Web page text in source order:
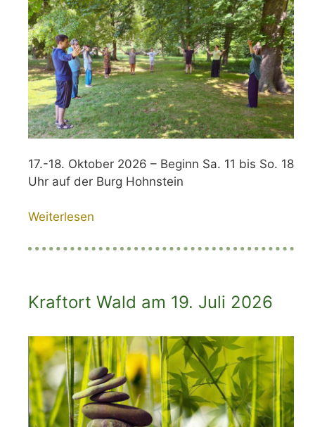
17.-18. Oktober 2026 – Beginn Sa. 11 bis So. 18
Uhr auf der Burg Hohnstein
Weiterlesen
Kraftort Wald am 19. Juli 2026